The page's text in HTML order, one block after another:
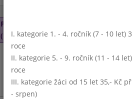
Pondělí 6. 2. 2017
(11:15 - 14:00)
kuřecí
I. kategorie 1. - 4. ročník (7 - 10
roce
II. kategorie 5. - 9. ročník (11 - 14
roce
III. kategorie žáci od 15 let 35,- Kč
- srpen)